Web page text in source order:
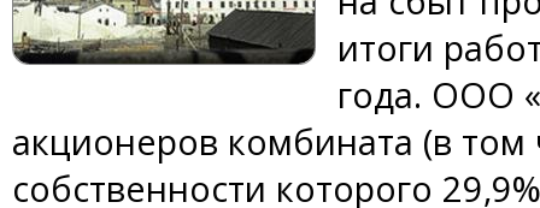
итоги
года. ООО
акционеров комбината (в
собственности которого